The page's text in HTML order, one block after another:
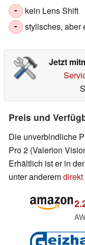
- kein Lens Shift
- stylisches, aber
Jetzt
Preis und
Die unverbindliche
Pro 2 (Valerion
Erhältlich ist er in
unter anderem